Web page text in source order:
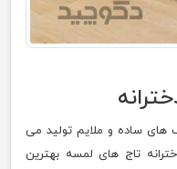
ساده و ملایم تولید می
تاج های لمسه بهترین